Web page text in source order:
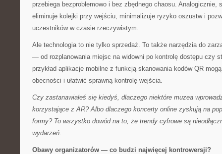
przebiega bezproblemowo i bez zbędnego chaosu. Analogicznie,
eliminuje kolejki przy wejściu, minimalizuje ryzyko oszustw i
uczestników w czasie rzeczywistym.
Ale technologia to nie tylko sprzedaż. To także narzędzia do
— od rozplanowania miejsc na widowni po kontrolę dostępu czy
przykład aplikacje mobilne z funkcją skanowania kodów QR
obecności i ułatwić sprawną kontrolę wejścia.
Czy zastanawiałeś się kiedyś, dlaczego niektóre muzea
korzystające z AR? Albo dlaczego koncerty online zyskują na
formy? To wszystko dowód na to, że trendy cyfrowe są
wydarzeń.
Obawy organizatorów — co budzi najwięcej kontrowersji?